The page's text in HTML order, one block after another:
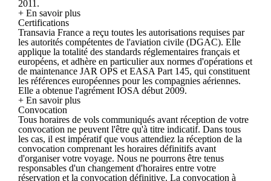
2011.
+ En savoir plus
Certifications
Transavia France a reçu toutes les autorisations requises par
les autorités compétentes de l'aviation civile (DGAC). Elle
applique la totalité des standards réglementaires français et
européens, et adhère en particulier aux normes d'opérations et
de maintenance JAR OPS et EASA Part 145, qui constituent
les références européennes pour les compagnies aériennes.
Elle a obtenue l'agrément IOSA début 2009.
+ En savoir plus
Convocation
Tous horaires de vols communiqués avant réception de votre
convocation ne peuvent l'être qu'à titre indicatif. Dans tous
les cas, il est impératif que vous attendiez la réception de la
convocation comprenant les horaires définitifs avant
d'organiser votre voyage. Nous ne pourrons être tenus
responsables d'un changement d'horaires entre votre
réservation et la convocation définitive. La convocation à